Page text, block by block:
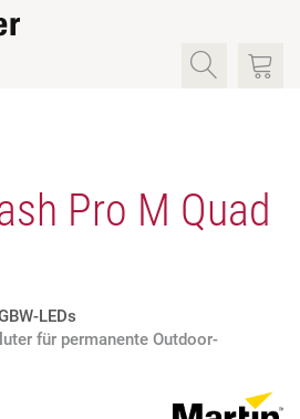
Pro M Quad
LEDs
für permanente Outdoor-